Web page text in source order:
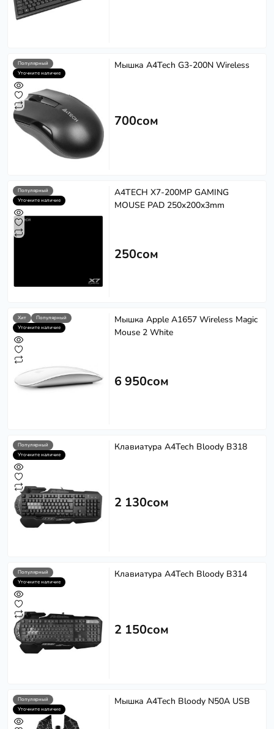
Популярный
Уточните наличие
Мышка A4Tech G3-200N Wireless
700сом
Популярный
Уточните наличие
A4TECH X7-200MP GAMING
MOUSE PAD 250x200x3mm
250сом
Хит
Популярный
Уточните наличие
Мышка Apple A1657 Wireless Magic
Mouse 2 White
6 950сом
Популярный
Уточните наличие
Клавиатура A4Tech Bloody B318
2 130сом
Популярный
Уточните наличие
Клавиатура A4Tech Bloody B314
2 150сом
Популярный
Уточните наличие
Мышка A4Tech Bloody N50A USB